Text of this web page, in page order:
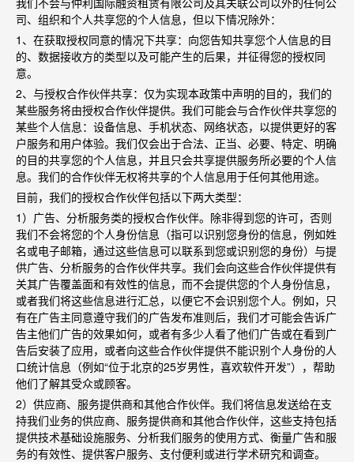
司、组织和个人共享您的个人信息，但以下情况除外：
1 、在获取授权同意的情况下共享：向您告知共享您个人信息的目
的、数据接收方的类型以及可能产生的后果，并征得您的授权同
意。
2、与授权合作伙伴共享：仅为实现本政策中声明的目的，我们的
某些服务将由授权合作伙伴提供。我们可能会与合作伙伴共享您的
某些个人信息：设备信息、手机状态、网络状态，以提供更好的客
户服务和用户体验。我们仅会出于合法、正当、必要、特定、明确
的目的共享您的个人信息，并且只会共享提供服务所必要的个人信
息。我们的合作伙伴无权将共享的个人信息用于任何其他用途。
目前，我们的授权合作伙伴包括以下两大类型：
1）广告、分析服务类的授权合作伙伴。除非得到您的许可，否则
我们不会将您的个人身份信息（指可以识别您身份的信息，例如姓
名或电子邮箱，通过这些信息可以联系到您或识别您的身份）与提
供广告、分析服务的合作伙伴共享。我们会向这些合作伙伴提供有
关其广告覆盖面和有效性的信息，而不会提供您的个人身份信息，
或者我们将这些信息进行汇总，以便它不会识别您个人。例如，只
有在广告主同意遵守我们的广告发布准则后，我们才可能会告诉广
告主他们广告的效果如何，或者有多少人看了他们广告或在看到广
告后安装了应用，或者向这些合作伙伴提供不能识别个人身份的人
口统计信息（例如“位于北京的25岁男性，喜欢软件开发”），帮助
他们了解其受众或顾客。
2）供应商、服务提供商和其他合作伙伴。我们将信息发送给在支
持我们业务的供应商、服务提供商和其他合作伙伴，这些支持包括
提供技术基础设施服务、分析我们服务的使用方式、衡量广告和服
务的有效性、提供客户服务、支付便利或进行学术研究和调查。